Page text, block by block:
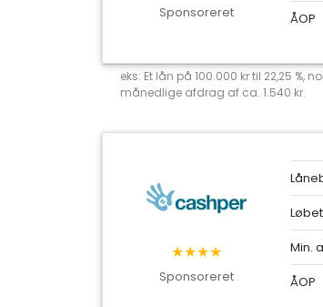
Sponsoreret
ÅOP
eks: Et lån på 100.000 kr til 22,25
månedlige afdrag af ca. 1.540 kr.
★★★★
Sponsoreret
Min.
ÅOP